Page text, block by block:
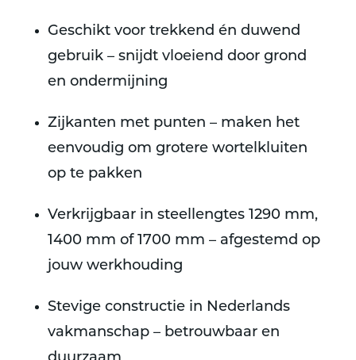
Geschikt voor trekkend én duwend
gebruik – snijdt vloeiend door grond
en ondermijning
Zijkanten met punten – maken het
eenvoudig om grotere wortelkluiten
op te pakken
Verkrijgbaar in steellengtes 1290 mm,
1400 mm of 1700 mm – afgestemd op
jouw werkhouding
Stevige constructie in Nederlands
vakmanschap – betrouwbaar en